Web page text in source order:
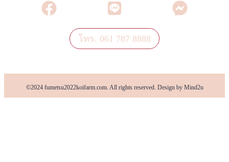
โทร. 061 787 8888
©2024 fumetsu2022koifarm.com. All rights reserved. Design by Mind2u